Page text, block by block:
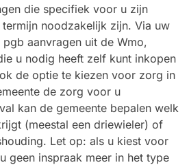
die specifiek voor u zijn
noodzakelijk zijn. Via uw
aanvragen uit de Wmo,
u nodig heeft zelf kunt inkopen
de optie te kiezen voor zorg in
de zorg voor u
kan de gemeente bepalen welk
(meestal een driewieler) of
Let op: als u kiest voor
geen inspraak meer in het type